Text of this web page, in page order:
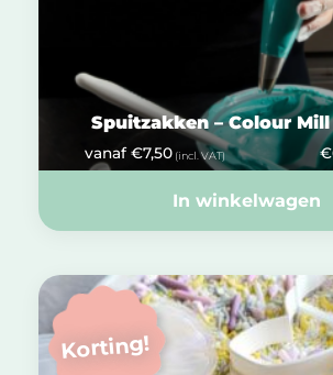
Spuitzakken – Colour Mill
vanaf €7,50 (incl. VAT) €
In winkelwagen
Korting!